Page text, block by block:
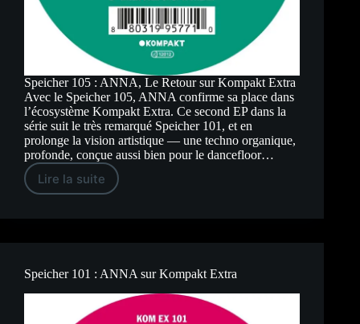
Speicher 105 : ANNA, Le Retour sur Kompakt Extra
Avec le Speicher 105, ANNA confirme sa place dans
l’écosystème Kompakt Extra. Ce second EP dans la
série suit le très remarqué Speicher 101, et en
prolonge la vision artistique — une techno organique,
profonde, conçue aussi bien pour le dancefloor…
Lire la suite
Speicher
105
Retour
Kompakt
Extra
Speicher 101 : ANNA sur Kompakt Extra